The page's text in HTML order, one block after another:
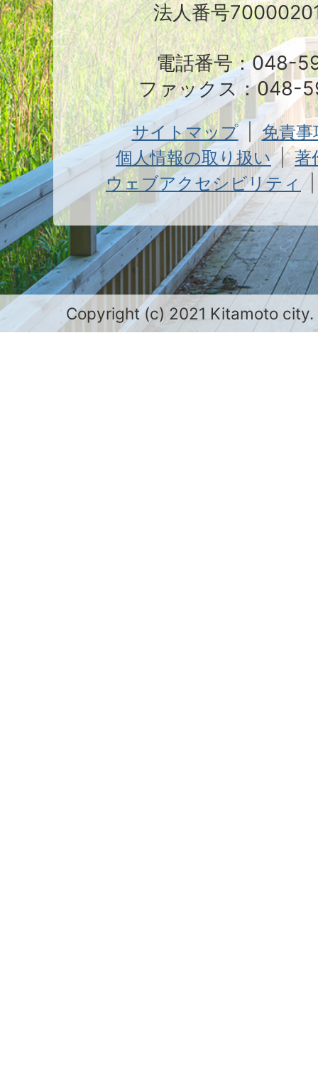
法人番号
電話番号：048-
ファックス：048-
サイトマップ
免責
個人情報の取り扱い
著
ウェブアクセシビリティ
Copyright (c) 2021 Kitamoto city.